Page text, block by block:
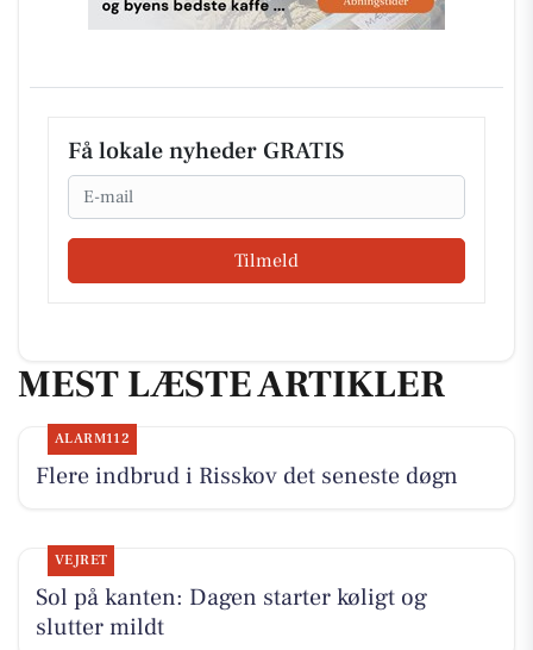
Få lokale nyheder GRATIS
Email
Tilmeld
MEST LÆSTE ARTIKLER
ALARM112
Flere indbrud i Risskov det seneste døgn
VEJRET
Sol på kanten: Dagen starter køligt og
slutter mildt